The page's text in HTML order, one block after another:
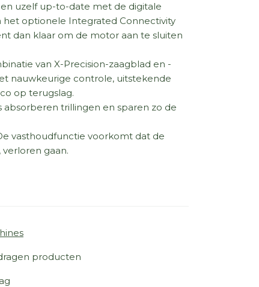
uzelf up-to-date met de digitale
het optionele Integrated Connectivity
dan klaar om de motor aan te sluiten
van X-Precision-zaagblad en -
nauwkeurige controle, uitstekende
op terugslag.
trillingen en sparen zo de
vasthoudfunctie voorkomt dat de
gaan.
producten